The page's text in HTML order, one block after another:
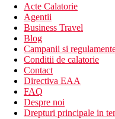
Acte Calatorie
Agentii
Business Travel
Blog
Campanii si
Conditii de calatorie
Contact
Directiva EAA
FAQ
Despre noi
Drepturi principale in